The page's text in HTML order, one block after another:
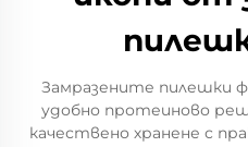
Замразените пилешки
удобно протеиново
качествено хранене с